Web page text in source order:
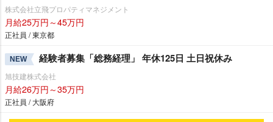
株式会社立飛プロパティマネジメント
月給25万円～45万円
正社員 / 東京都
NEW 経験者募集「総務経理」 年休125日 土日祝休み
旭技建株式会社
月給26万円～35万円
正社員 / 大阪府